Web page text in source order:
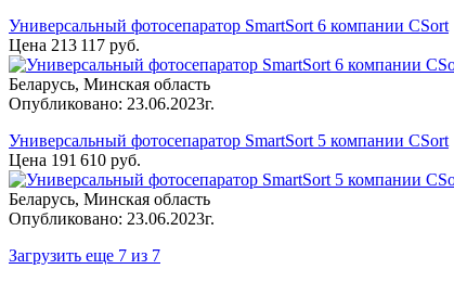
Универсальный фотосепаратор SmartSort 6 компании CSort
Цена 213 117 руб.
Беларусь, Минская область
Опубликовано: 23.06.2023г.
Универсальный фотосепаратор SmartSort 5 компании CSort
Цена 191 610 руб.
Беларусь, Минская область
Опубликовано: 23.06.2023г.
Загрузить еще 7 из 7